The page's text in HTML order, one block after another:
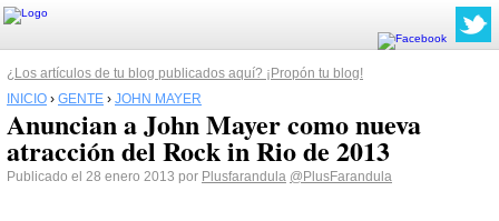
¿Los artículos de tu blog publicados aquí? ¡Propón tu blog!
INICIO › GENTE › JOHN MAYER
Anuncian a John Mayer como nueva
atracción del Rock in Rio de 2013
Publicado el 28 enero 2013 por Plusfarandula @PlusFarandula